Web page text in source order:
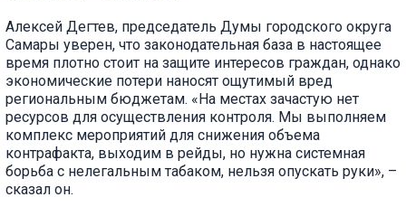
Алексей Дегтев, председатель Думы городского округа
Самары уверен, что законодательная база в настоящее
время плотно стоит на защите интересов граждан, однако
экономические потери наносят ощутимый вред
региональным бюджетам. «На местах зачастую нет
ресурсов для осуществления контроля. Мы выполняем
комплекс мероприятий для снижения объема
контрафакта, выходим в рейды, но нужна системная
борьба с нелегальным табаком, нельзя опускать руки», –
сказал он.